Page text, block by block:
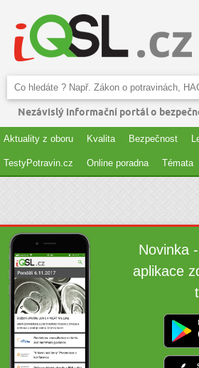
Nezávislý informační portál o
Aktuality z oboru Kvalita Bezpečnost
TestyPotravin.cz Online poradna Témata
Novinka
aplikace